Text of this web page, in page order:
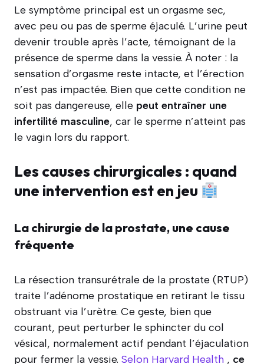
Le symptôme principal est un orgasme sec,
avec peu ou pas de sperme éjaculé. L’urine peut
devenir trouble après l’acte, témoignant de la
présence de sperme dans la vessie. À noter : la
sensation d’orgasme reste intacte, et l’érection
n’est pas impactée. Bien que cette condition ne
soit pas dangereuse, elle peut entraîner une
infertilité masculine, car le sperme n’atteint pas
le vagin lors du rapport.
Les causes chirurgicales : quand
une intervention est en jeu
La chirurgie de la prostate, une cause
fréquente
La résection transurétrale de la prostate (RTUP)
traite l’adénome prostatique en retirant le tissu
obstruant via l’urètre. Ce geste, bien que
courant, peut perturber le sphincter du col
vésical, normalement actif pendant l’éjaculation
pour fermer la vessie. Selon Harvard Health , ce